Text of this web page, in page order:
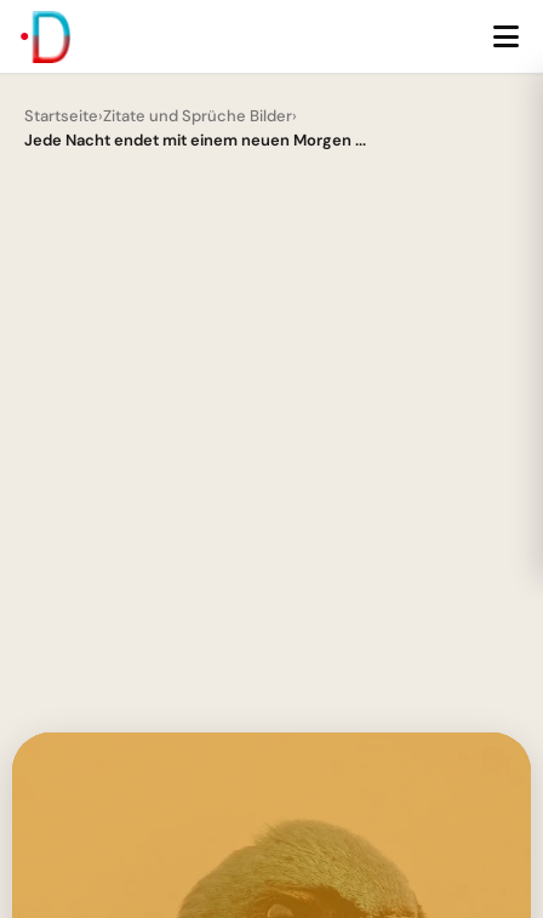
Startseite›Zitate und Sprüche Bilder›
Jede Nacht endet mit einem neuen Morgen ...